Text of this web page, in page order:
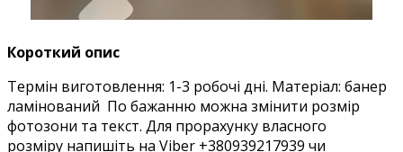
Короткий опис
Термін виготовлення: 1-3 робочі дні. Матеріал: банер
ламінований По бажанню можна змінити розмір
фотозони та текст. Для прорахунку власного
розміру напишіть на Viber +380939217939 чи